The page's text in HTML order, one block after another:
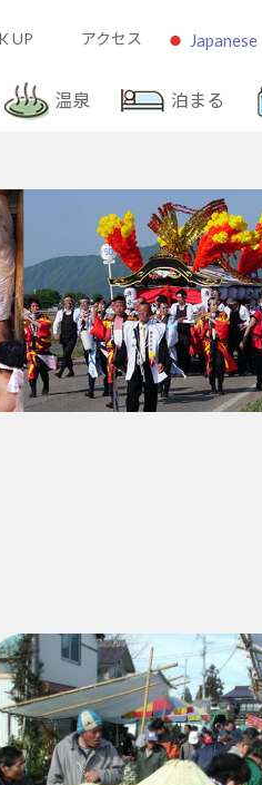
UP アクセス Japanese
温泉 泊まる